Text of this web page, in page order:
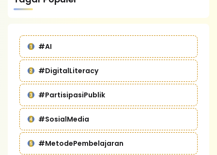
#AI
#DigitalLiteracy
#PartisipasiPublik
#SosialMedia
#MetodePembelajaran